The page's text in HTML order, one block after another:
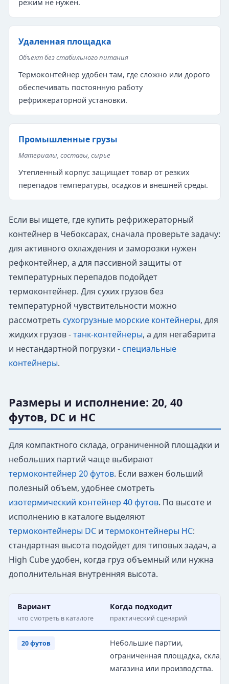
режим не нужен.
Удаленная площадка
Объект без стабильного питания
Термоконтейнер удобен там, где сложно или дорого
обеспечивать постоянную работу
рефрижераторной установки.
Промышленные грузы
Материалы, составы, сырье
Утепленный корпус защищает товар от резких
перепадов температуры, осадков и внешней среды.
Если вы ищете, где купить рефрижераторный
контейнер в Чебоксарах, сначала проверьте задачу:
для активного охлаждения и заморозки нужен
рефконтейнер, а для пассивной защиты от
температурных перепадов подойдет
термоконтейнер. Для сухих грузов без
температурной чувствительности можно
рассмотреть сухогрузные морские контейнеры, для
жидких грузов -танк-контейнеры, а для негабарита
и нестандартной погрузки - специальные
контейнеры.
Размеры и исполнение: 20, 40
футов, DC и HC
Для компактного склада, ограниченной площадки и
небольших партий чаще выбирают
термоконтейнер 20 футов. Если важен больший
полезный объем, удобнее смотреть
изотермический контейнер 40 футов. По высоте и
исполнению в каталоге выделяют
термоконтейнеры DCи термоконтейнеры HC:
стандартная высота подойдет для типовых задач, а
High Cube удобен, когда груз объемный или нужна
дополнительная внутренняя высота.
Вариант
что смотреть в каталоге
Когда подходит
практический сценарий
20 футов
Небольшие партии,
ограниченная площадка, склад у
магазина или производства.